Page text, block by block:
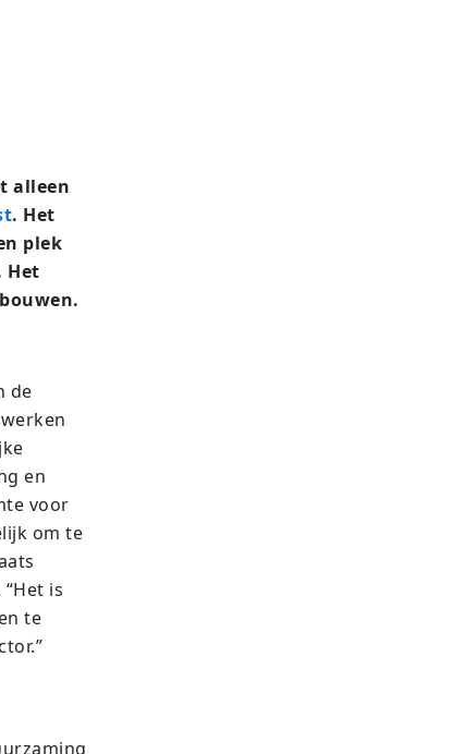
alleen
. Het
plek
Het
de
en
voor
om te
is
te